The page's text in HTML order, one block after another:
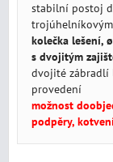
stabilní postoj
kolečka lešení,
s dvojitým
dvojité zábradlí
provedení
možnost
podpěry,